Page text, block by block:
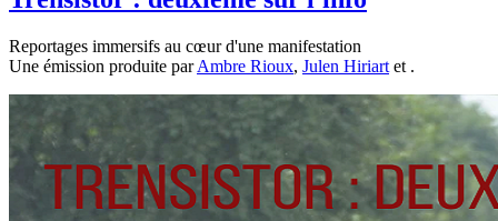
Reportages immersifs au cœur d'une manifestation
Une émission produite parAmbre Rioux, Julen Hiriart et .